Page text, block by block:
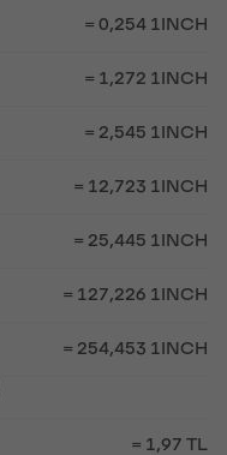
= 0,254 1INCH
= 1,272 1INCH
= 2,545 1INCH
= 12,723 1INCH
= 25,445 1INCH
= 127,226 1INCH
= 254,453 1INCH
= 1,97 TL